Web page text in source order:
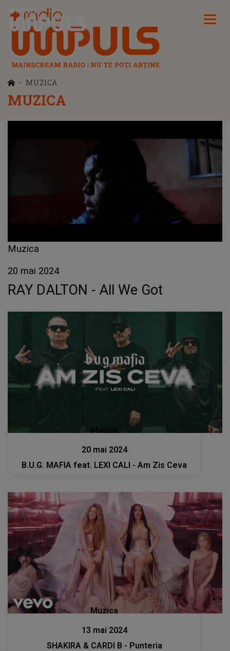
Radio Impuls
MUZICA
MUZICA
Muzica
20 mai 2024
RAY DALTON - All We Got
Muzica
20 mai 2024
B.U.G. MAFIA feat. LEXI CALI - Am Zis Ceva
Muzica
13 mai 2024
SHAKIRA & CARDI B - Punteria